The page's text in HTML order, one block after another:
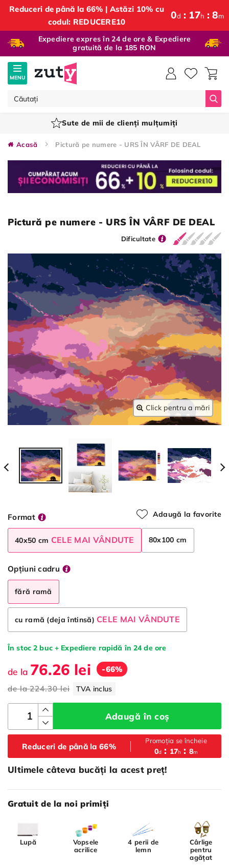
Reduceri de până la 66% | Astăzi 10% cu
codul: REDUCERE10
0d : 17h : 8m
Expediere expres în 24 de ore & Expediere
gratuită de la 185 RON
MENU
Sute de mii de clienți mulțumiți
Acasă Pictură pe numere - URS ÎN VÂRF DE DEAL
Pictură pe numere - URS ÎN VÂRF DE DEAL
Dificultate
Click pentru a mări
Adaugă la favorite
Format
40x50 cm CELE MAI VÂNDUTE 80x100 cm
Opțiuni cadru
fără ramă
cu ramă (deja întinsă) CELE MAI VÂNDUTE
În stoc 2 buc + Expediere rapidă în 24 de ore
de la 76.26 lei
-66%
de la224.30 lei TVA inclus
Adaugă în coș
Reduceri de până la 66%
Promoția se încheie
0d : 17h : 8m
Ultimele câteva bucăți la acest preț!
Gratuit de la noi primiți
Lupă
Vopsele
acrilice
4 perii de
lemn
Cârlige
pentru
agățat